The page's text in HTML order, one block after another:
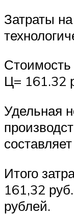
Затраты
Стоимость
Ц= 161.32
Удельная
Итого
161,32
рублей.